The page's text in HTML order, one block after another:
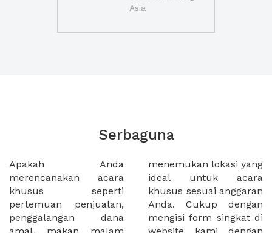
Asia
Serbaguna
Apakah Anda
merencanakan acara
khusus seperti
pertemuan penjualan,
penggalangan dana
menemukan lokasi yang
ideal untuk acara
khusus sesuai anggaran
Anda. Cukup dengan
mengisi form singkat di